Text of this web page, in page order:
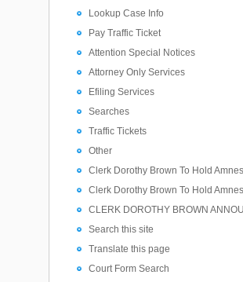
Lookup Case Info
Pay Traffic Ticket
Attention Special Notices
Attorney Only Services
Efiling Services
Searches
Traffic Tickets
Other
Clerk Dorothy Brown To Hold
Clerk Dorothy Brown To Hold
CLERK DOROTHY BROWN
Search this site
Translate this page
Court Form Search